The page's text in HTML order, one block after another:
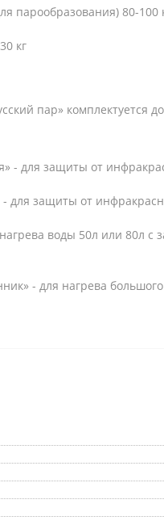
парообразования) 80-100
кг
пар» комплектуется
- для защиты от
- для защиты от
нагрева воды 50л или 80л
- для нагрева